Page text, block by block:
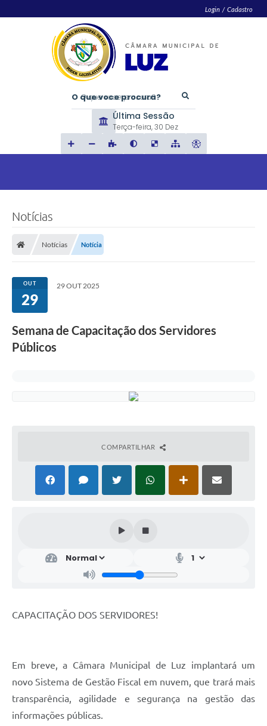
Login / Cadastro
O que voce procura?
Última Sessão
Terça-feira 30 Dez
Notícias
Notícias Notícia
OUT
29
29 OUT 2025
Semana de Capacitação dos Servidores
Públicos
COMPARTILHAR
CAPACITAÇÃO DOS SERVIDORES!
Em breve, a Câmara Municipal de Luz implantará um
novo Sistema de Gestão Fiscal em nuvem, que trará mais
transparência, agilidade e segurança na gestão das
informações públicas.